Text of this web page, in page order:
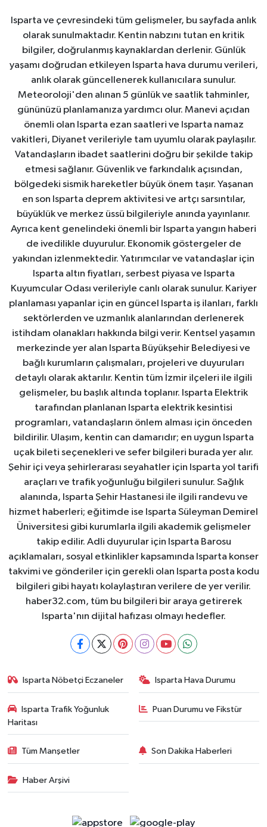
Isparta ve çevresindeki tüm gelişmeler, bu sayfada anlık
olarak sunulmaktadır. Kentin nabzını tutan en kritik
bilgiler, doğrulanmış kaynaklardan derlenir. Günlük
yaşamı doğrudan etkileyen Isparta hava durumu verileri,
anlık olarak güncellenerek kullanıcılara sunulur.
Meteoroloji'den alınan 5 günlük ve saatlik tahminler,
gününüzü planlamanıza yardımcı olur. Manevi açıdan
önemli olan Isparta ezan saatleri ve Isparta namaz
vakitleri, Diyanet verileriyle tam uyumlu olarak paylaşılır.
Vatandaşların ibadet saatlerini doğru bir şekilde takip
etmesi sağlanır. Güvenlik ve farkındalık açısından,
bölgedeki sismik hareketler büyük önem taşır. Yaşanan
en son Isparta deprem aktivitesi ve artçı sarsıntılar,
büyüklük ve merkez üssü bilgileriyle anında yayınlanır.
Ayrıca kent genelindeki önemli bir Isparta yangın haberi
de ivedilikle duyurulur. Ekonomik göstergeler de
yakından izlenmektedir. Yatırımcılar ve vatandaşlar için
Isparta altın fiyatları, serbest piyasa ve Isparta
Kuyumcular Odası verileriyle canlı olarak sunulur. Kariyer
planlaması yapanlar için en güncel Isparta iş ilanları, farklı
sektörlerden ve uzmanlık alanlarından derlenerek
istihdam olanakları hakkında bilgi verir. Kentsel yaşamın
merkezinde yer alan Isparta Büyükşehir Belediyesi ve
bağlı kurumların çalışmaları, projeleri ve duyuruları
detaylı olarak aktarılır. Kentin tüm İzmir ilçeleri ile ilgili
gelişmeler, bu başlık altında toplanır. Isparta Elektrik
tarafından planlanan Isparta elektrik kesintisi
programları, vatandaşların önlem alması için önceden
bildirilir. Ulaşım, kentin can damarıdır; en uygun Isparta
uçak bileti seçenekleri ve sefer bilgileri burada yer alır.
Şehir içi veya şehirlerarası seyahatler için Isparta yol tarifi
araçları ve trafik yoğunluğu bilgileri sunulur. Sağlık
alanında, Isparta Şehir Hastanesi ile ilgili randevu ve
hizmet haberleri; eğitimde ise Isparta Süleyman Demirel
Üniversitesi gibi kurumlarla ilgili akademik gelişmeler
takip edilir. Adli duyurular için Isparta Barosu
açıklamaları, sosyal etkinlikler kapsamında Isparta konser
takvimi ve gönderiler için gerekli olan Isparta posta kodu
bilgileri gibi hayatı kolaylaştıran verilere de yer verilir.
haber32.com, tüm bu bilgileri bir araya getirerek
Isparta'nın dijital hafızası olmayı hedefler.
Isparta Nöbetçi Eczaneler Isparta Hava Durumu
Isparta Trafik Yoğunluk
Haritası
Puan Durumu ve Fikstür
Tüm Manşetler Son Dakika Haberleri
Haber Arşivi